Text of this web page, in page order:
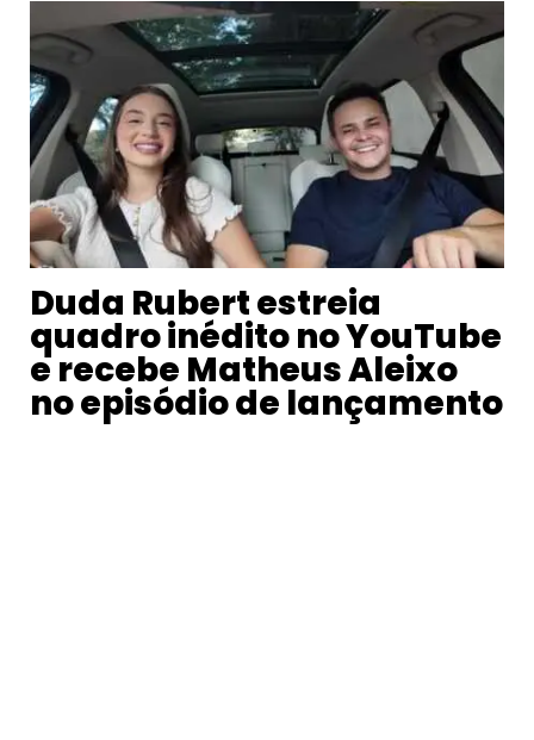
Duda Rubert estreia
quadro inédito no YouTube
e recebe Matheus Aleixo
no episódio de lançamento